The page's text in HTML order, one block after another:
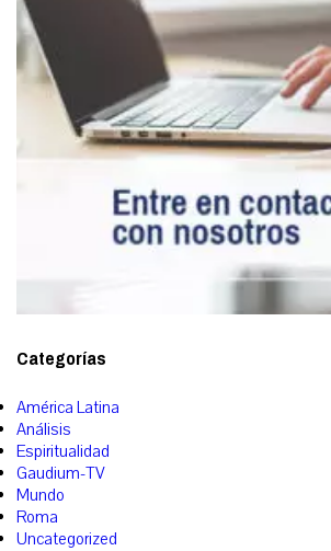
Categorías
América Latina
Análisis
Espiritualidad
Gaudium-TV
Mundo
Roma
Uncategorized